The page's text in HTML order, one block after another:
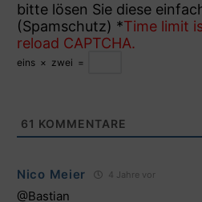
bitte lösen Sie diese
(Spamschutz) *Time limit
reload CAPTCHA.
eins × zwei =
61 KOMMENTARE
Nico Meier 4 Jahre vor
@Bastian